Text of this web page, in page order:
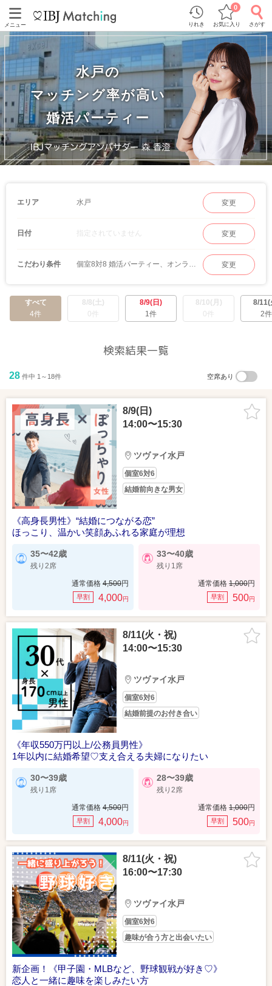
メニュー りれき お気に入り
0
さがす
水戸の
マッチング率が高い
婚活パーティー
エリア 水戸 変更
日付 指定されていません 変更
こだわり条件 変更
すべて
4件
8/8(土)
0件
8/9(日)
1件
8/10(月)
0件
8/11(
2件
検索結果一覧
28 件中 1～18件 空席あり
8/9(日)
14:00〜15:30
ツヴァイ水戸
個室6対6
結婚前向きな男女
《高身長男性》“結婚につながる恋”
ほっこり、温かい笑顔あふれる家庭が理想
35〜42歳
残り2席
通常価格 4,500円
早割 4,000円
33〜40歳
残り1席
通常価格 1,000円
早割 500円
8/11(火・祝)
14:00〜15:30
ツヴァイ水戸
個室6対6
結婚前提のお付き合い
《年収550万円以上/公務員男性》
1年以内に結婚希望♡支え合える夫婦になりたい
30〜39歳
残り1席
通常価格 4,500円
早割 4,000円
28〜39歳
残り2席
通常価格 1,000円
早割 500円
8/11(火・祝)
16:00〜17:30
ツヴァイ水戸
個室6対6
趣味が合う方と出会いたい
新企画！《甲子園・MLBなど、野球観戦が好き♡》
恋人と一緒に趣味を楽しみたい方